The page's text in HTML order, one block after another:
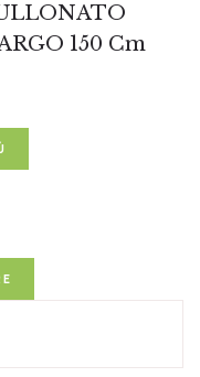
150 Cm